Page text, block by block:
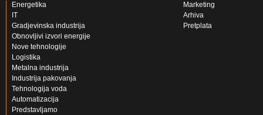
Energetika
IT
Gradjevinska industrija
Obnovljivi izvori energije
Nove tehnologije
Logistika
Metalna industrija
Industrija pakovanja
Tehnologija voda
Automatizacija
Predstavljamo
Marketing
Arhiva
Pretplata